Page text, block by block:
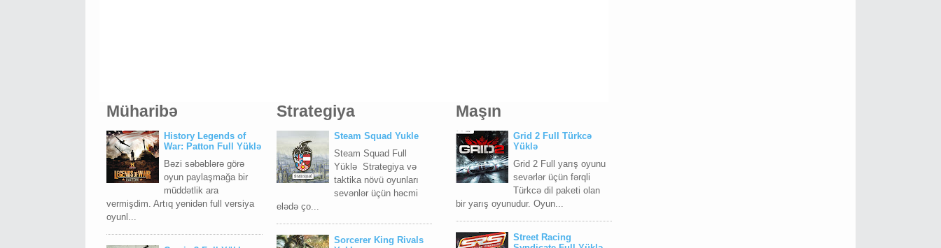
Müharibə
History Legends of
War: Patton Full Yüklə
Bəzi səbəblərə görə
oyun paylaşmağa bir
müddətlik ara
vermişdim. Artıq yenidən full versiya
oyunl...
Maşın
Grid 2 Full Türkcə
Yüklə
Grid 2 Full yarış oyunu
sevərlər üçün fərqli
Türkcə dil paketi olan
bir yarış oyunudur. Oyun...
Street Racing
Strategiya
Steam Squad Yukle
Steam Squad Full
Yüklə Strategiya və
taktika növü oyunları
sevənlər üçün həcmi
elədə ço...
Sorcerer King Rivals